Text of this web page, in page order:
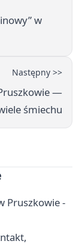
w
Następny >>
—
śmiechu
Pruszkowie -